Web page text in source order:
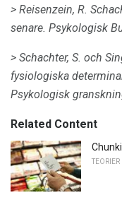
> Reisenzein, R.
senare. Psykologisk
> Schachter, S. och
fysiologiska
Psykologisk
Related Content
TEORIER